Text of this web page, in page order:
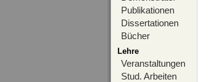
Publikationen
Dissertationen
Bücher
Lehre
Veranstaltungen
Stud. Arbeiten